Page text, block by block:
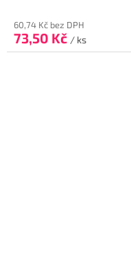
produktu
je
5,0
60,74 Kč bez DPH
73,50 Kč / ks